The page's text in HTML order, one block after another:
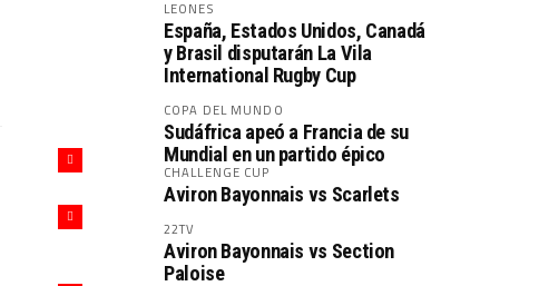
LEONES
España, Estados Unidos, Canadá
y Brasil disputarán La Vila
International Rugby Cup
COPA DEL MUNDO
Sudáfrica apeó a Francia de su
Mundial en un partido épico
CHALLENGE CUP
Aviron Bayonnais vs Scarlets
22TV
Aviron Bayonnais vs Section
Paloise